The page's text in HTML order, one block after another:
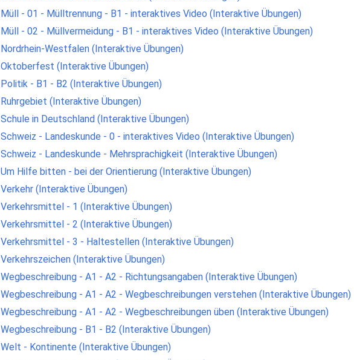
Müll - 01 - Mülltrennung - B1 - interaktives Video (Interaktive Übungen)
Müll - 02 - Müllvermeidung - B1 - interaktives Video (Interaktive Übungen)
Nordrhein-Westfalen (Interaktive Übungen)
Oktoberfest (Interaktive Übungen)
Politik - B1 - B2 (Interaktive Übungen)
Ruhrgebiet (Interaktive Übungen)
Schule in Deutschland (Interaktive Übungen)
Schweiz - Landeskunde - 0 - interaktives Video (Interaktive Übungen)
Schweiz - Landeskunde - Mehrsprachigkeit (Interaktive Übungen)
Um Hilfe bitten - bei der Orientierung (Interaktive Übungen)
Verkehr (Interaktive Übungen)
Verkehrsmittel - 1 (Interaktive Übungen)
Verkehrsmittel - 2 (Interaktive Übungen)
Verkehrsmittel - 3 - Haltestellen (Interaktive Übungen)
Verkehrszeichen (Interaktive Übungen)
Wegbeschreibung - A1 - A2 - Richtungsangaben (Interaktive Übungen)
Wegbeschreibung - A1 - A2 - Wegbeschreibungen verstehen (Interaktive Übungen)
Wegbeschreibung - A1 - A2 - Wegbeschreibungen üben (Interaktive Übungen)
Wegbeschreibung - B1 - B2 (Interaktive Übungen)
Welt - Kontinente (Interaktive Übungen)